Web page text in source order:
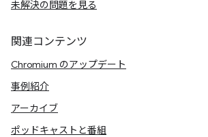
未解決の問題を見る
関連コンテンツ
Chromium のアップデート
事例紹介
アーカイブ
ポッドキャストと番組